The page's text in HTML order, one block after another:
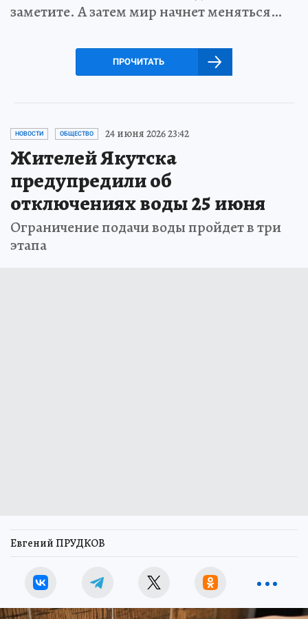
заметите. А затем мир начнет меняться…
ПРОЧИТАТЬ
НОВОСТИ ОБЩЕСТВО 24 июня 2026 23:42
Жителей Якутска
предупредили об
отключениях воды 25 июня
Ограничение подачи воды пройдет в три
этапа
Евгений ПРУДКОВ